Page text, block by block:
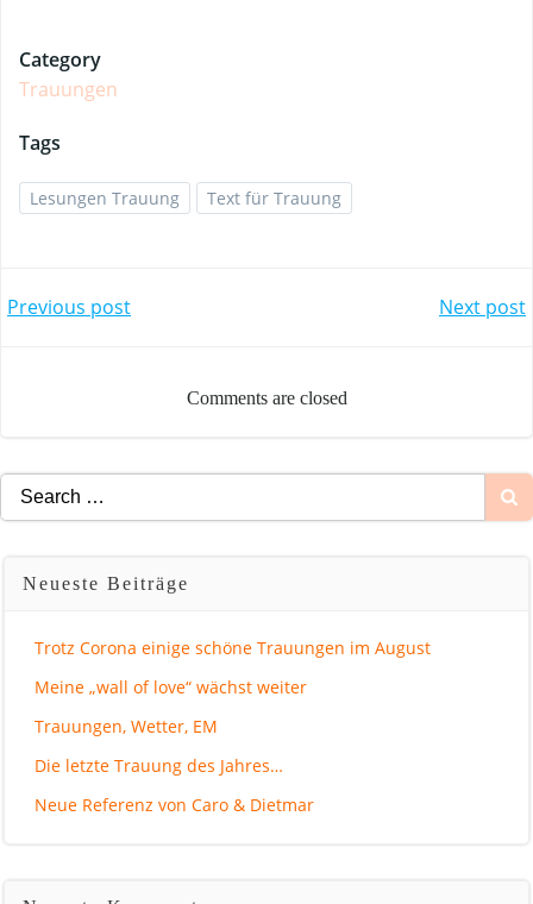
Category
Trauungen
Tags
Lesungen Trauung Text für Trauung
Previous post Next post
Comments are closed
Search
for:
Neueste Beiträge
Trotz Corona einige schöne Trauungen im August
Meine „wall of love“ wächst weiter
Trauungen, Wetter, EM
Die letzte Trauung des Jahres…
Neue Referenz von Caro & Dietmar